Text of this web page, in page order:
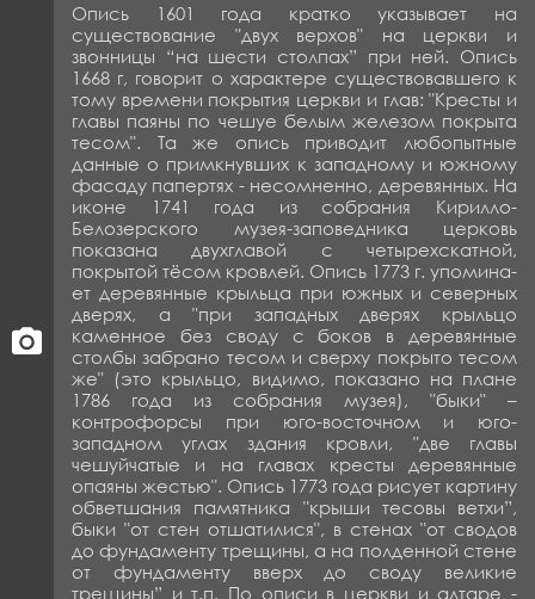
Опись 1601 года кратко указывает на
существование "двух верхов" на церкви и
звонницы “на шести столпах” при ней. Опись
1668 г, говорит о характере существовавшего к
тому времени покрытия церкви и глав: "Кресты и
главы паяны по чешуе белым железом покрыта
тесом". Та же опись приводит любопытные
данные о примкнувших к западному и южному
фасаду папертях - несомненно, деревянных. На
иконе 1741 года из собрания Кирилло-
Белозерского музея-заповедника церковь
показана двухглавой с четырехскатной,
покрытой тёсом кровлей. Опись 1773 г. упомина­
ет деревянные крыльца при южных и северных
дверях, а "при западных дверях крыльцо
каменное без своду с боков в деревянные
столбы забрано тесом и сверху покрыто тесом
же" (это крыльцо, види­мо, показано на плане
1786 года из собрания музея), "быки" –
контрофорсы при юго-восточном и юго-
западном углах здания кровли, "две главы
чешуйчатые и на главах кресты деревянные
опаяны жестью". Опись 1773 года рисует картину
обветшания памятника "крыши тесовы ветхи”,
быки "от стен отшатилися", в стенах "от сводов
до фундаменту трещины, а на полденной стене
от фун­даменту вверх до своду великие
трещины” и т.п. По описи в цер­кви и алтаре -